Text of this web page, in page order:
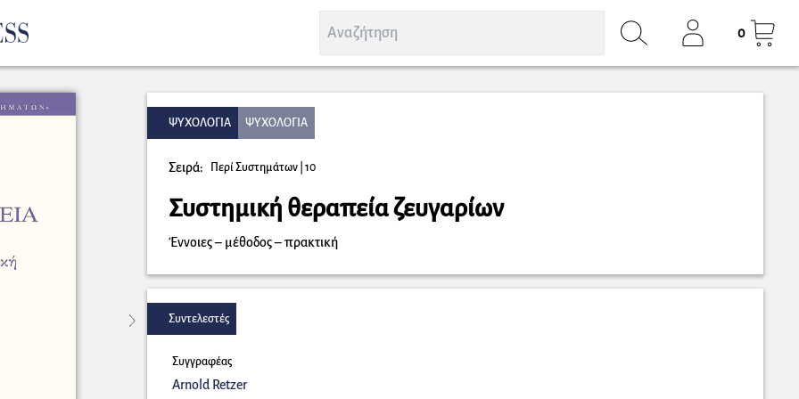
0
ΨΥΧΟΛΟΓΙΑ ΨΥΧΟΛΟΓΙΑ
Σειρά: Περί Συστημάτων | 10
Συστημική θεραπεία ζευγαρίων
Έννοιες – μέθοδος – πρακτική
Συντελεστές
Συγγραφέας
Arnold Retzer